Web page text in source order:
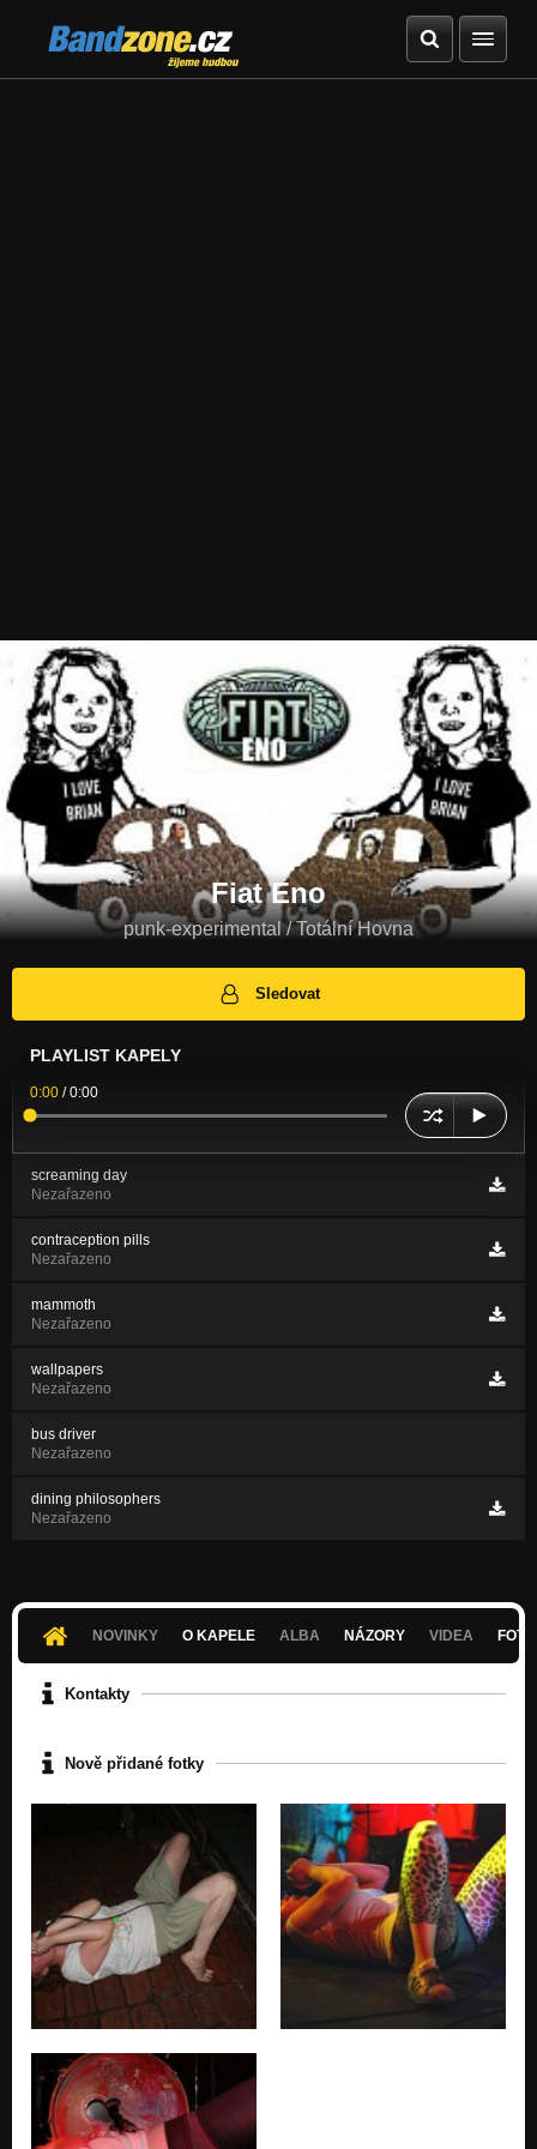
Bandzone.cz
žijeme hudbou
Fiat Eno
punk-experimental / Totální Hovna
Sledovat
PLAYLIST KAPELY
0:00 /0:00
screaming day
Nezařazeno
contraception pills
Nezařazeno
mammoth
Nezařazeno
wallpapers
Nezařazeno
bus driver
Nezařazeno
dining philosophers
Nezařazeno
NOVINKY O KAPELE ALBA NÁZORY VIDEA
Kontakty
Nově přidané fotky